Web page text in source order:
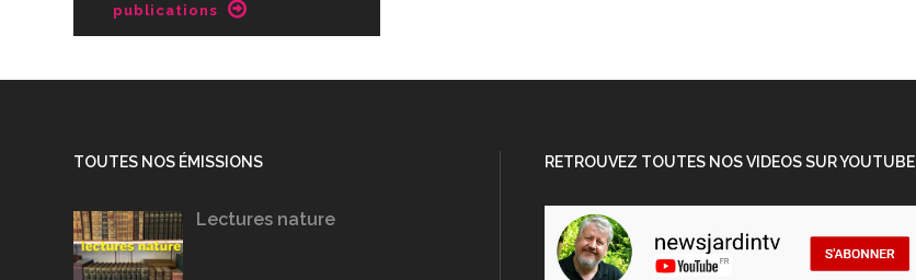
publications
TOUTES NOS ÉMISSIONS
Lectures nature
RETROUVEZ TOUTES NOS VIDEOS SUR YOUTUBE